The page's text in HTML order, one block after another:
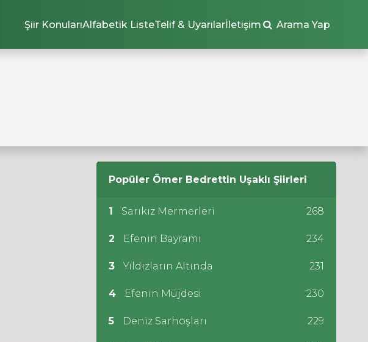
Şiir KonularıAlfabetik ListeTelif & Uyarılarİletişim Arama Yap
Popüler Ömer Bedrettin Uşaklı Şiirleri
1 Sarıkız Mermerleri 268
2 Efenin Bayramı 234
3 Yıldızların Altında 231
4 Efenin Müjdesi 230
5 Deniz Sarhoşları 229